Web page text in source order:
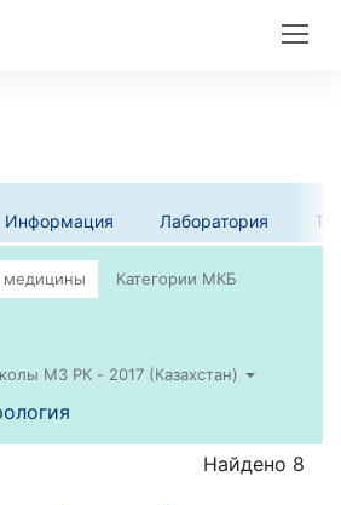
Информация Лаборатория
МЗ РК - 2017 (Казахстан)
Найдено 8